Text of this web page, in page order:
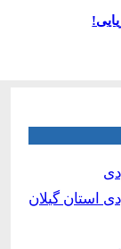
استان گیلان